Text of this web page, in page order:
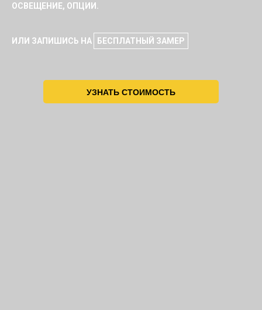
ОСВЕЩЕНИЕ, ОПЦИИ.
ИЛИ ЗАПИШИСЬ НА БЕСПЛАТНЫЙ ЗАМЕР
УЗНАТЬ СТОИМОСТЬ